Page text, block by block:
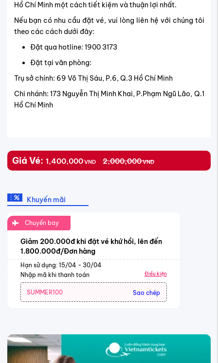
Hồ Chí Minh một cách tiết kiệm và thuận lợi nhất.
Nếu bạn có nhu cầu đặt vé, vui lòng liên hệ với chúng tôi
theo các cách dưới đây:
Đặt qua hotline: 1900 3173
Đặt tại văn phòng:
Trụ sở chính: 69 Võ Thị Sáu, P.6, Q.3 Hồ Chí Minh
Chi nhánh: 173 Nguyễn Thị Minh Khai, P.Phạm Ngũ Lão, Q.1
Hồ Chí Minh
Giá Vé: 1,400,000VND 2,000,000VND
Khuyến mãi
Chuyến bay
Giảm 200.000đ khi đặt vé khứ hồi, lên đến
1.800.000đ/Đơn hàng
Hạn sử dụng: 15/04 - 30/04
Nhập mã khi thanh toán
Điều kiện
SUMMER100 Sao chép